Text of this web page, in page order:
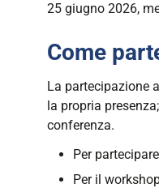
25 giugno 2026,
Come
La partecipazione
la propria
conferenza.
Per
Per il